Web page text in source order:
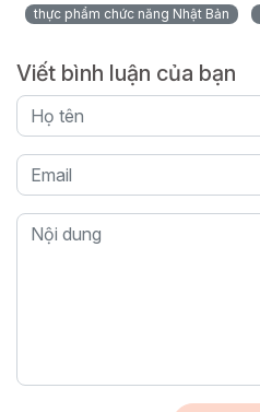
thực phẩm chức năng Nhật Bản
Viết bình luận của bạn